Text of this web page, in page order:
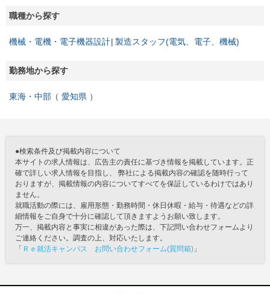
職種から探す
機械・電機・電子機器設計 製造スタッフ(電気、電子、機械)
勤務地から探す
東海・中部 愛知県
●検索条件及び掲載内容について
本サイトの求人情報は、広告主の責任に基づき情報を掲載しています。正
確で詳しい求人情報を目指し、 弊社による掲載内容の確認を随時行って
おりますが、掲載情報の内容についてすべてを保証しているわけではあり
ません。
就職活動の際には、雇用形態・勤務時間・休日休暇・給与・待遇などの詳
細情報をご自身で十分に確認して頂きますようお願い致します。
万一、掲載内容と事実に相違があった際は、下記問い合わせフォームより
ご連絡ください。調査の上、対応いたします。
「 Ｒｅ就活キャンパス お問い合わせフォーム(質問箱) 」